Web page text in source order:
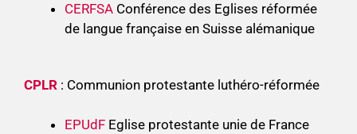
CERFSA Conférence des Eglises réformée
de langue française en Suisse alémanique
CPLR : Communion protestante luthéro-réformée
EPUdF Eglise protestante unie de France